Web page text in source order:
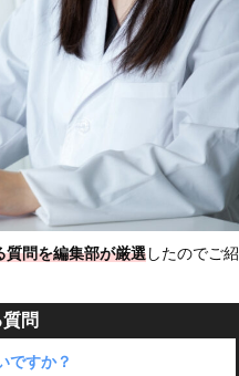
質問を編集部が厳選したのでご紹
問
ですか？